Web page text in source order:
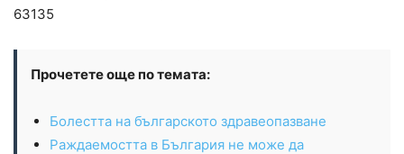
63135
Прочетете още по темата:
Болестта на българското здравеопазване
Раждаемостта в България не може да